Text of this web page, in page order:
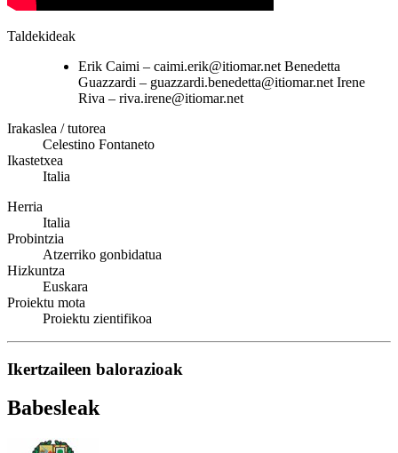
Taldekideak
Erik Caimi – caimi.erik@itiomar.net Benedetta
Guazzardi – guazzardi.benedetta@itiomar.net Irene
Riva – riva.irene@itiomar.net
Irakaslea / tutorea
Celestino Fontaneto
Ikastetxea
Italia
Herria
Italia
Probintzia
Atzerriko gonbidatua
Hizkuntza
Euskara
Proiektu mota
Proiektu zientifikoa
Ikertzaileen balorazioak
Babesleak